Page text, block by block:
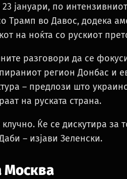
јануари, по
Трамп во Давос, додека
на ноќта со рускиот
разговори да се
регион Донбас и
– предлози што
на руската страна.
Ќе се дискутира за
– изјави Зеленски.
Москва